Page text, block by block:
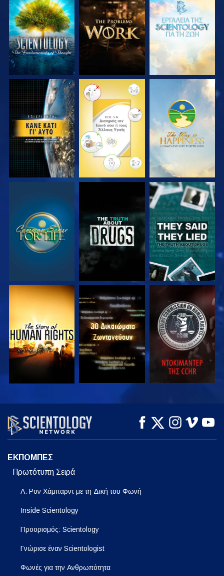
ΕΞΕΡΕΥΝΗΣΤΕ ΤΗ
ΣΕΙΡΑ
ΕΞΕΡΕΥΝΗΣΤΕ ΤΗ
ΣΕΙΡΑ
ΕΞΕΡΕΥΝΗΣΤΕ ΤΗ
ΣΕΙΡΑ
ΠΑΡΑΚΟΛΟΥΘΗΣΤΕ ΠΑΡΑΚΟΛΟΥΘΗΣΤΕ ΠΑΡΑΚΟΛΟΥΘΗΣΤΕ
ΠΑΡΑΚΟΛΟΥΘΗΣΤΕ ΠΑΡΑΚΟΛΟΥΘΗΣΤΕ ΠΑΡΑΚΟΛΟΥΘΗΣΤΕ
ΠΑΡΑΚΟΛΟΥΘΗΣΤΕ ΠΑΡΑΚΟΛΟΥΘΗΣΤΕ ΠΑΡΑΚΟΛΟΥΘΗΣΤΕ
ΠΑΡΑΚΟΛΟΥΘΗΣΤΕ ΠΑΡΑΚΟΛΟΥΘΗΣΤΕ
ΕΞΕΡΕΥΝΗΣΤΕ ΤΗ
ΣΕΙΡΑ
ΕΚΠΟΜΠΕΣ
Πρωτότυπη Σειρά
Λ. Ρον Χάμπαρντ με τη Δική του Φωνή
Inside Scientology
Προορισμός: Scientology
Γνώρισε έναν Scientologist
Φωνές για την Ανθρωπότητα